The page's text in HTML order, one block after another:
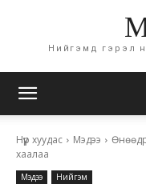
Нийгэмд гэрэл
Нүүр хуудас Мэдээ
хаалаа
Мэдээ Нийгэм